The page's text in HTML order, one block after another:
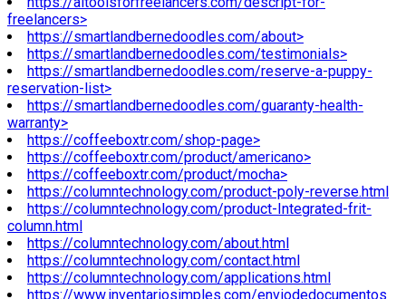
freelancers>
https://smartlandbernedoodles.com/about>
https://smartlandbernedoodles.com/testimonials>
https://smartlandbernedoodles.com/reserve-a-puppy-
reservation-list>
https://smartlandbernedoodles.com/guaranty-health-
warranty>
https://coffeeboxtr.com/shop-page>
https://coffeeboxtr.com/product/americano>
https://coffeeboxtr.com/product/mocha>
https://columntechnology.com/product-poly-reverse.html
https://columntechnology.com/product-Integrated-frit-
column.html
https://columntechnology.com/about.html
https://columntechnology.com/contact.html
https://columntechnology.com/applications.html
https://www.inventariosimples.com/enviodedocumentos